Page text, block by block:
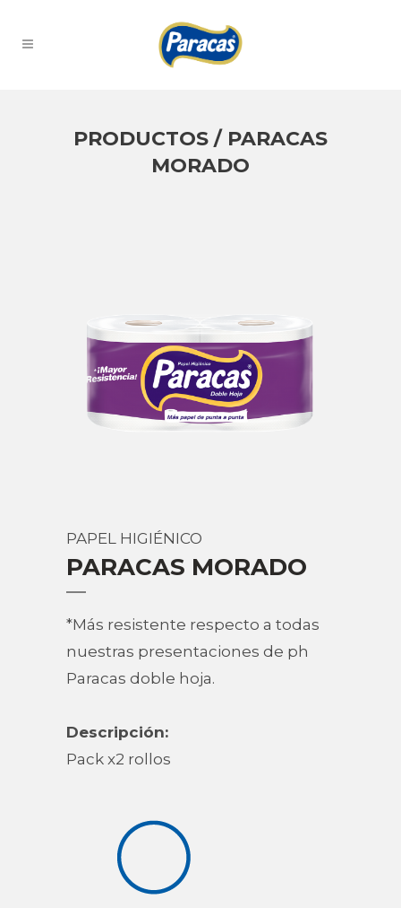
PRODUCTOS / PARACAS
MORADO
PAPEL HIGIÉNICO
PARACAS MORADO
*Más resistente respecto a todas
nuestras presentaciones de ph
Paracas doble hoja.
Descripción:
Pack x2 rollos